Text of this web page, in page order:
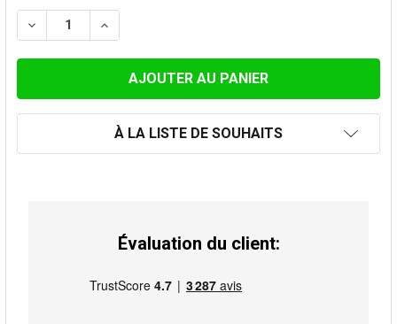
ACTUEL:
DIMINUER LA QUANTITÉ DE TUYAU 25CM AVEC CLÉ DE
AUGMENTER LA QUANTITÉ DE TUYAU
À LA LISTE DE SOUHAITS
Évaluation du client: